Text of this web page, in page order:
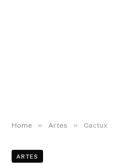
Home » Artes » Cactux
ARTES